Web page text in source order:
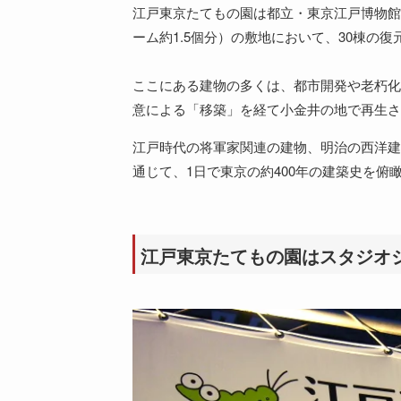
江戸東京たてもの園は都立・東京江戸博物
ーム約1.5個分）の敷地において、30棟の
ここにある建物の多くは、都市開発や老朽
意による「移築」を経て小金井の地で再生
江戸時代の将軍家関連の建物、明治の西
通じて、1日で東京の約400年の建築史を俯
江戸東京たてもの園はスタジオ